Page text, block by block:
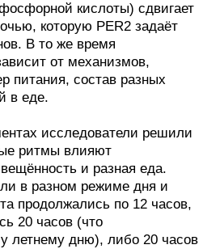
кислоты) сдвигает
которую PER2 задаёт
В то же время
от механизмов,
питания, состав разных
в еде.
исследователи решили
ритмы влияют
и разная еда.
в разном режиме дня и
продолжались по 12 часов,
20 часов (что
летнему дню), либо 20 часов